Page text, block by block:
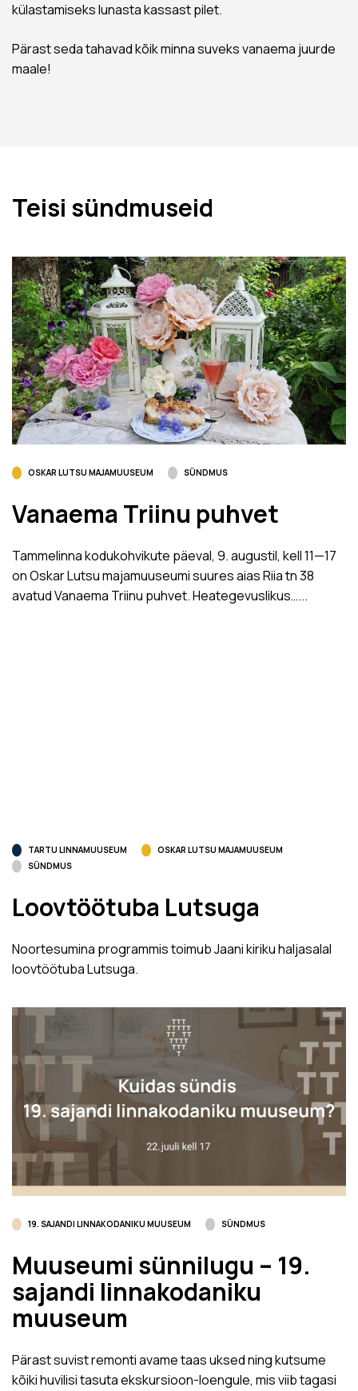
külastamiseks lunasta kassast pilet.
Pärast seda tahavad kõik minna suveks vanaema juurde
maale!
Teisi sündmuseid
OSKAR LUTSU MAJAMUUSEUM SÜNDMUS
Vanaema Triinu puhvet
Tammelinna kodukohvikute päeval, 9. augustil, kell 11­—17
on Oskar Lutsu majamuuseumi suures aias Riia tn 38
avatud Vanaema Triinu puhvet. Heategevuslikus…...
TARTU LINNAMUUSEUM
OSKAR LUTSU MAJAMUUSEUM
SÜNDMUS
Loovtöötuba Lutsuga
Noortesumina programmis toimub Jaani kiriku haljasalal
loovtöötuba Lutsuga.
19. SAJANDI LINNAKODANIKU MUUSEUM SÜNDMUS
Muuseumi sünnilugu – 19.
sajandi linnakodaniku
muuseum
Pärast suvist remonti avame taas uksed ning kutsume
kõiki huvilisi tasuta ekskursioon-loengule, mis viib tagasi